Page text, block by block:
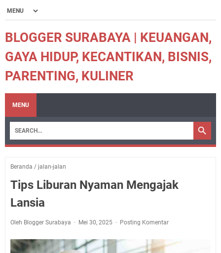
BLOGGER SURABAYA | KEUANGAN,
GAYA HIDUP, KECANTIKAN, BISNIS,
PARENTING, KULINER
MENU
Beranda / jalan-jalan
Tips Liburan Nyaman Mengajak
Lansia
Oleh Blogger Surabaya Mei 30, 2025 Posting Komentar